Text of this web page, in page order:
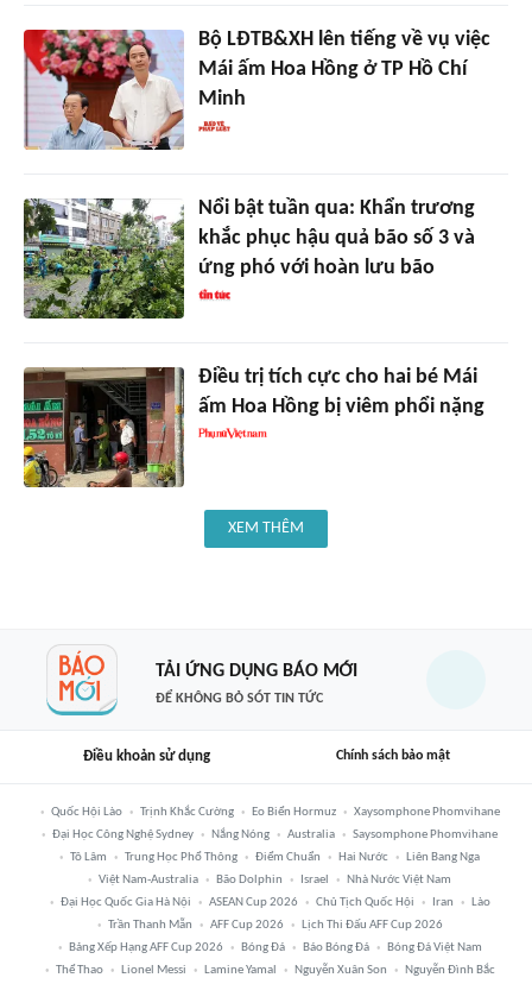
Bộ LĐTB&XH lên tiếng về vụ việc
Mái ấm Hoa Hồng ở TP Hồ Chí
Minh
Nổi bật tuần qua: Khẩn trương
khắc phục hậu quả bão số 3 và
ứng phó với hoàn lưu bão
Điều trị tích cực cho hai bé Mái
ấm Hoa Hồng bị viêm phổi nặng
XEM THÊM
TẢI ỨNG DỤNG BÁO MỚI
ĐỂ KHÔNG BỎ SÓT TIN TỨC
Điều khoản sử dụng Chính sách bảo mật
Quốc Hội Lào Trịnh Khắc Cường Eo Biển Hormuz
Xaysomphone Phomvihane
Đại Học Công Nghệ Sydney
Nắng Nóng Australia
Saysomphone Phomvihane
Tô Lâm
Trung Học Phổ Thông Điểm Chuẩn Hai Nước
Liên Bang Nga
Việt Nam-Australia
Bão Dolphin Israel
Nhà Nước Việt Nam
Đại Học Quốc Gia Hà Nội
ASEAN Cup 2026 Chủ Tịch Quốc Hội Iran
Lào
Trần Thanh Mẫn
AFF Cup 2026
Lịch Thi Đấu AFF Cup 2026
Bảng Xếp Hạng AFF Cup 2026
Bóng Đá Báo Bóng Đá
Bóng Đá Việt Nam
Thể Thao
Lionel Messi Lamine Yamal Nguyễn Xuân Son Nguyễn Đình Bắc